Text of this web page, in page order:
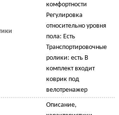
комфортности
Регулировка
относительно уровня
пола: Есть
Транспортировочные
ролики: есть В
комплект входит
коврик под
велотренажер
Описание,